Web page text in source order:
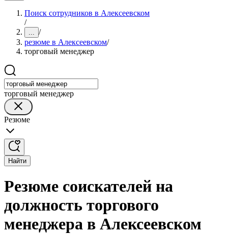
Поиск сотрудников в Алексеевском
/
... /
резюме в Алексеевском/
торговый менеджер
торговый менеджер
Резюме
Найти
Резюме соискателей на
должность торгового
менеджера в Алексеевском